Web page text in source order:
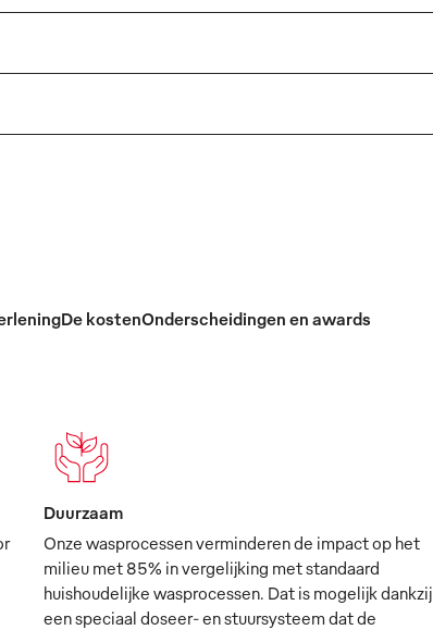
De kostenOnderscheidingen en awards
Duurzaam
Onze wasprocessen verminderen de impact op het
milieu met 85% in vergelijking met standaard
huishoudelijke wasprocessen. Dat is mogelijk dankzij
een speciaal doseer- en stuursysteem dat de